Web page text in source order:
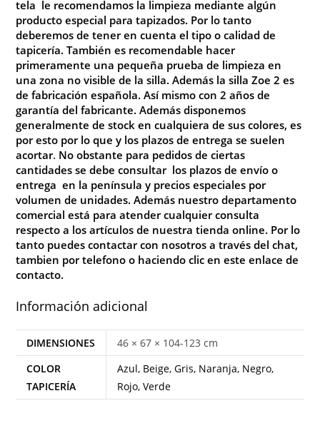
tela le recomendamos la limpieza mediante algún
producto especial para tapizados. Por lo tanto
deberemos de tener en cuenta el tipo o calidad de
tapicería. También es recomendable hacer
primeramente una pequeña prueba de limpieza en
una zona no visible de la silla. Además la silla Zoe 2 es
de fabricación española. Así mismo con 2 años de
garantía del fabricante. Además disponemos
generalmente de stock en cualquiera de sus colores, es
por esto por lo que y los plazos de entrega se suelen
acortar. No obstante para pedidos de ciertas
cantidades se debe consultar los plazos de envío o
entrega en la península y precios especiales por
volumen de unidades. Además nuestro departamento
comercial está para atender cualquier consulta
respecto a los artículos de nuestra tienda online. Por lo
tanto puedes contactar con nosotros a través del chat,
tambien por telefono o haciendo clic en este enlace de
contacto.
Información adicional
DIMENSIONES
46 × 67 × 104-123 cm
COLOR
TAPICERÍA
Azul, Beige, Gris, Naranja, Negro,
Rojo, Verde